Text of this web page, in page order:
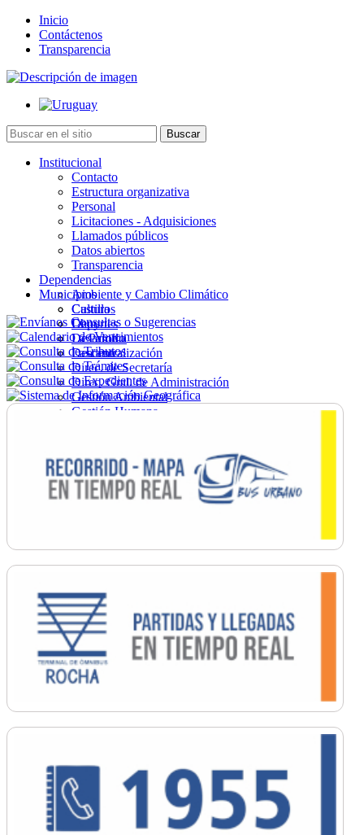
Inicio
Contáctenos
Transparencia
Institucional
Contacto
Estructura organizativa
Personal
Licitaciones - Adquisiciones
Llamados públicos
Datos abiertos
Transparencia
Dependencias
Ambiente y Cambio Climático
Cultura
Deportes
Desarrollo
Descentralización
Direc. de Secretaría
Direc. Gral. de Administración
Gestión Ambiental
Gestión Humana
Ordenamiento
Promoción Social
Salud
Secretaría General
Municipios
Castillos
Chuy
La Paloma
Lascano